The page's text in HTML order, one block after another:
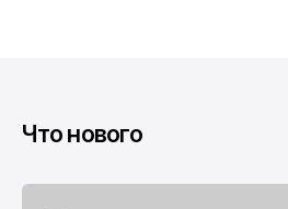
Что нового